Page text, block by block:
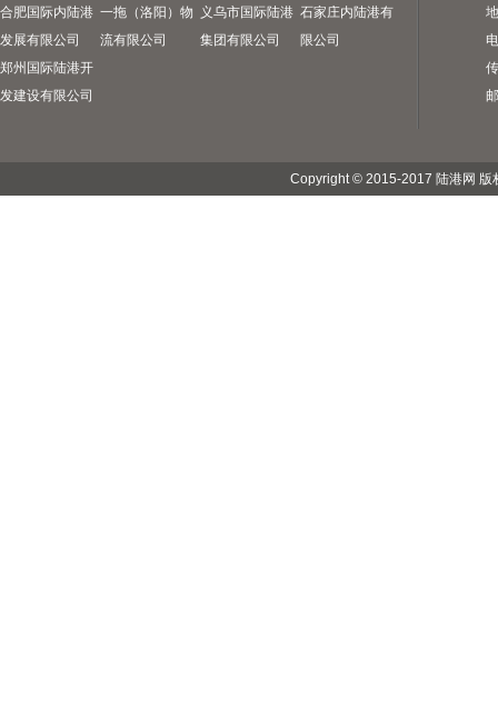
合肥国际内陆港
发展有限公司
一拖（洛阳）物
流有限公司
义乌市国际陆港
集团有限公司
石家庄内陆港有
限公司
郑州国际陆港开
发建设有限公司
Copyright © 2015-2017 陆港网 版